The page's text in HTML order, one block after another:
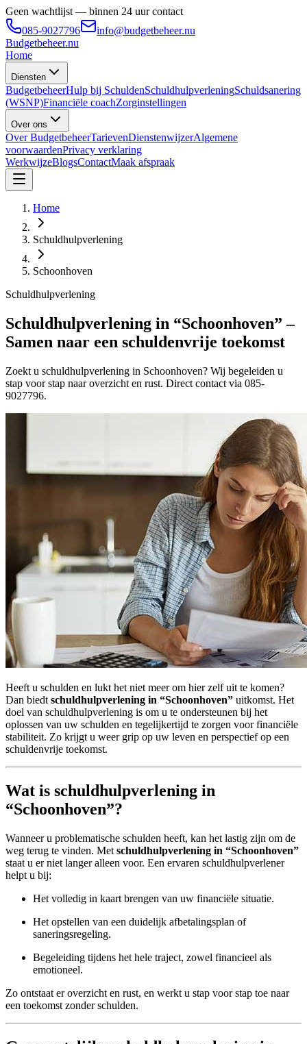
Geen wachtlijst — binnen 24 uur contact
085-9027796
info@budgetbeheer.nu
Budgetbeheer.nu
Home
Diensten
BudgetbeheerHulp bij SchuldenSchuldhulpverleningSchuldsanering
(WSNP)Financiële coachZorginstellingen
Over ons
Over BudgetbeheerTarievenDienstenwijzerAlgemene
voorwaardenPrivacy verklaring
WerkwijzeBlogsContactMaak afspraak
Home
Schuldhulpverlening
Schoonhoven
Schuldhulpverlening
Schuldhulpverlening in “Schoonhoven” –
Samen naar een schuldenvrije toekomst
Zoekt u schuldhulpverlening in Schoonhoven? Wij begeleiden u
stap voor stap naar overzicht en rust. Direct contact via 085-
9027796.
Heeft u schulden en lukt het niet meer om hier zelf uit te komen?
Dan biedt schuldhulpverlening in “Schoonhoven” uitkomst. Het
doel van schuldhulpverlening is om u te ondersteunen bij het
oplossen van uw schulden en tegelijkertijd te zorgen voor financiële
stabiliteit. Zo krijgt u weer grip op uw leven en perspectief op een
schuldenvrije toekomst.
Wat is schuldhulpverlening in
“Schoonhoven”?
Wanneer u problematische schulden heeft, kan het lastig zijn om de
weg terug te vinden. Met schuldhulpverlening in “Schoonhoven”
staat u er niet langer alleen voor. Een ervaren schuldhulpverlener
helpt u bij:
Het volledig in kaart brengen van uw financiële situatie.
Het opstellen van een duidelijk afbetalingsplan of
saneringsregeling.
Begeleiding tijdens het hele traject, zowel financieel als
emotioneel.
Zo ontstaat er overzicht en rust, en werkt u stap voor stap toe naar
een toekomst zonder schulden.